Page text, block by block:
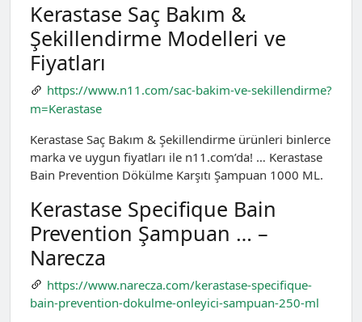
Kerastase Saç Bakım &
Şekillendirme Modelleri ve
Fiyatları
https://www.n11.com/sac-bakim-ve-sekillendirme?
m=Kerastase
Kerastase Saç Bakım & Şekillendirme ürünleri binlerce
marka ve uygun fiyatları ile n11.com’da! … Kerastase
Bain Prevention Dökülme Karşıtı Şampuan 1000 ML.
Kerastase Specifique Bain
Prevention Şampuan … –
Narecza
https://www.narecza.com/kerastase-specifique-
bain-prevention-dokulme-onleyici-sampuan-250-ml